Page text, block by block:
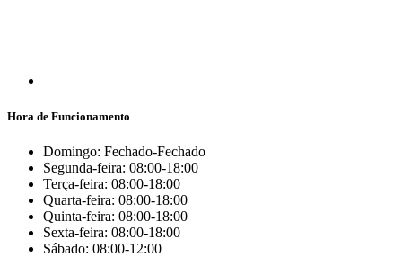
Hora de Funcionamento
Domingo: Fechado-Fechado
Segunda-feira: 08:00-18:00
Terça-feira: 08:00-18:00
Quarta-feira: 08:00-18:00
Quinta-feira: 08:00-18:00
Sexta-feira: 08:00-18:00
Sábado: 08:00-12:00